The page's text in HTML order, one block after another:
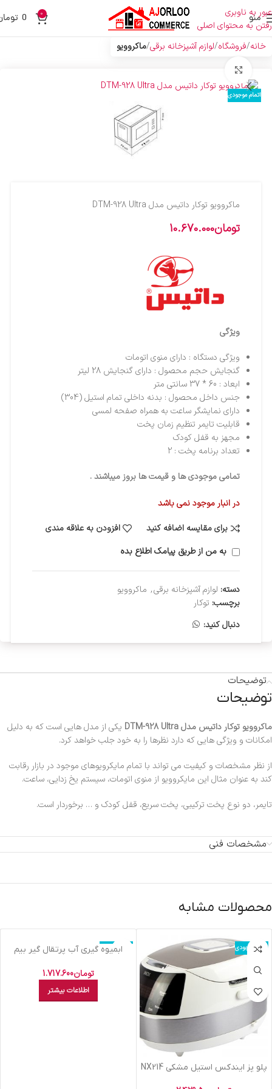
عبور به ناوبری
رفتن به محتوای اصلی
منو 0
0
خانه فروشگاه لوازم آشپزخانه برقی ماکروویو
اتمام موجودی
ماکروویو توکار داتیس مدل DTM-928 Ultra
تومان10.670.000
ویژگی
ویژگی دستگاه : دارای منوی اتومات
گنجایش حجم محصول : دارای گنجایش 28 لیتر
ابعاد : 60 * 37 سانتی متر
جنس داخل محصول : بدنه داخلی تمام استیل (304)
دارای نمایشگر ساعت به همراه صفحه لمسی
قابلیت تایمر تنظیم زمان پخت
مجهز به قفل کودک
تعداد برنامه پخت : 2
تمامی موجودی ها و قیمت ها بروز میباشند .
در انبار موجود نمی باشد
برای مقایسه اضافه کنید
افزودن به علاقه مندی
به من از طریق پیامک اطلاع بده
دسته: لوازم آشپزخانه برقی, ماکروویو
برچسب: توکار
دنبال کنید:
توضیحات
توضیحات
ماکروویو توکار داتیس مدل DTM-928 Ultra
یکی از مدل هایی است که به دلیل
امکانات و ویژگی هایی که دارد نظرها را به خود جلب خواهد کرد.
از نظر مشخصات و کیفیت می تواند با تمام مایکرویوهای موجود در بازار رقابت
کند به عنوان مثال این مایکروویو از منوی اتومات، سیستم یخ زدایی، ساعت.
تایمر، دو نوع پخت ترکیبی، پخت سریع، قفل کودک و … برخوردار است.
مشخصات فنی
محصولات مشابه
اتمام موجودی
پلو پز ايندکس استيل مشکي NX214
اتمام موجودی
ابميوه گيري آب پرتقال گير بيم
تومان1.717.600
اطلاعات بیشتر